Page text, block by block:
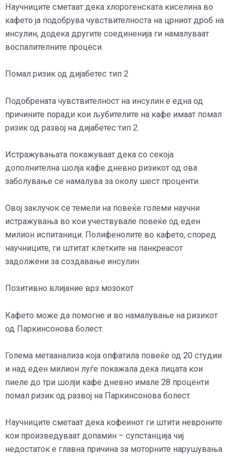
Научниците сметаат дека хлорогенската киселина во
кафето ја подобрува чувствителноста на црниот дроб на
инсулин, додека другите соединенија ги намалуваат
воспалителните процеси.
Помал ризик од дијабетес тип 2
Подобрената чувствителност на инсулин е една од
причините поради кои љубителите на кафе имаат помал
ризик од развој на дијабетес тип 2.
Истражувањата покажуваат дека со секоја
дополнителна шолја кафе дневно ризикот од ова
заболување се намалува за околу шест проценти.
Овој заклучок се темели на повеќе големи научни
истражувања во кои учествувале повеќе од еден
милион испитаници. Полифенолите во кафето, според
научниците, ги штитат клетките на панкреасот
задолжени за создавање инсулин.
Позитивно влијание врз мозокот
Кафето може да помогне и во намалување на ризикот
од Паркинсонова болест.
Голема метаанализа која опфатила повеќе од 20 студии
и над еден милион луѓе покажала дека лицата кои
пиеле до три шолји кафе дневно имале 28 проценти
помал ризик од развој на Паркинсонова болест.
Научниците сметаат дека кофеинот ги штити невроните
кои произведуваат допамин – супстанција чиј
недостаток е главна причина за моторните нарушувања